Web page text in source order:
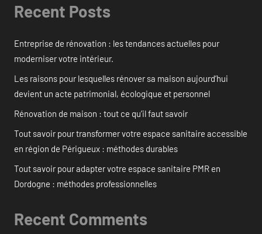
Recent Posts
Entreprise de rénovation : les tendances actuelles pour
moderniser votre intérieur.
Les raisons pour lesquelles rénover sa maison aujourd’hui
devient un acte patrimonial, écologique et personnel
Rénovation de maison : tout ce qu’il faut savoir
Tout savoir pour transformer votre espace sanitaire accessible
en région de Périgueux : méthodes durables
Tout savoir pour adapter votre espace sanitaire PMR en
Dordogne : méthodes professionnelles
Recent Comments